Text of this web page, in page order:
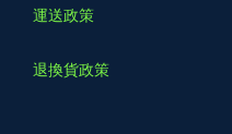
運送政策
退換貨政策